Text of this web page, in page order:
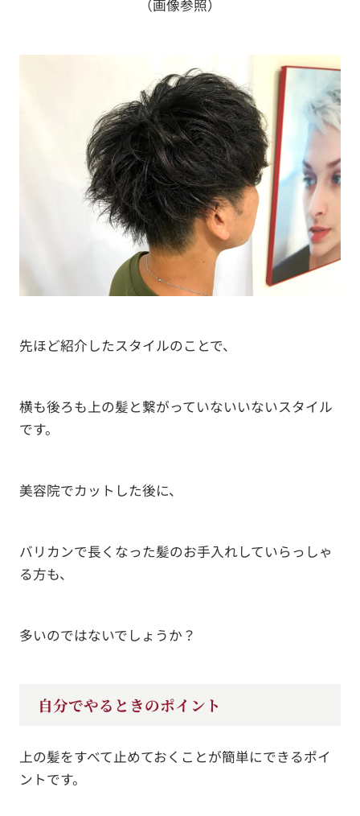
（画像参照）
先ほど紹介したスタイルのことで、
横も後ろも上の髪と繋がっていないいないスタイル
です。
美容院でカットした後に、
バリカンで長くなった髪のお手入れしていらっしゃ
る方も、
多いのではないでしょうか？
自分でやるときのポイント
上の髪をすべて止めておくことが簡単にできるポイ
ントです。